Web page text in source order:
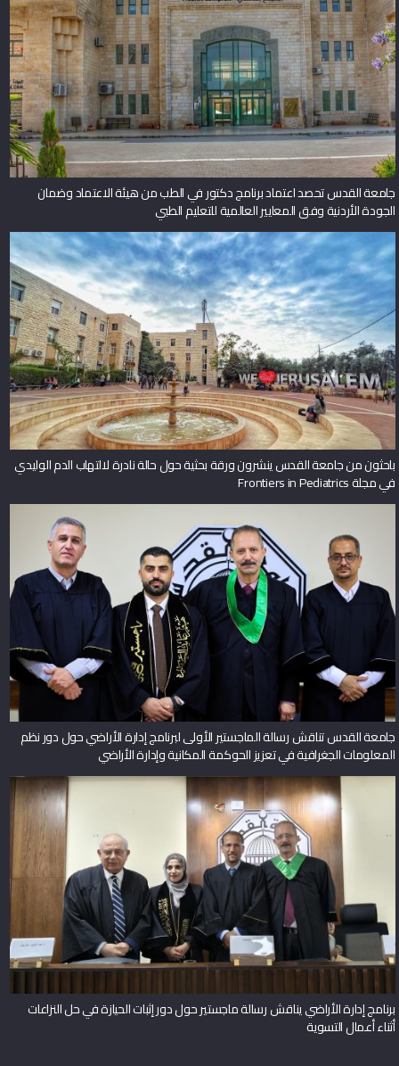
جامعة القدس تحصد اعتماد برنامج دكتور في الطب من هيئة الاعتماد وضمان
الجودة الأردنية وفق المعايير العالمية للتعليم الطبي
باحثون من جامعة القدس ينشرون ورقة بحثية حول حالة نادرة لالتهاب الدم الوليدي
في مجلة Frontiers in Pediatrics
جامعة القدس تناقش رسالة الماجستير الأولى لبرنامج إدارة الأراضي حول دور نظم
المعلومات الجغرافية في تعزيز الحوكمة المكانية وإدارة الأراضي
برنامج إدارة الأراضي يناقش رسالة ماجستير حول دور إثبات الحيازة في حل النزاعات
أثناء أعمال التسوية